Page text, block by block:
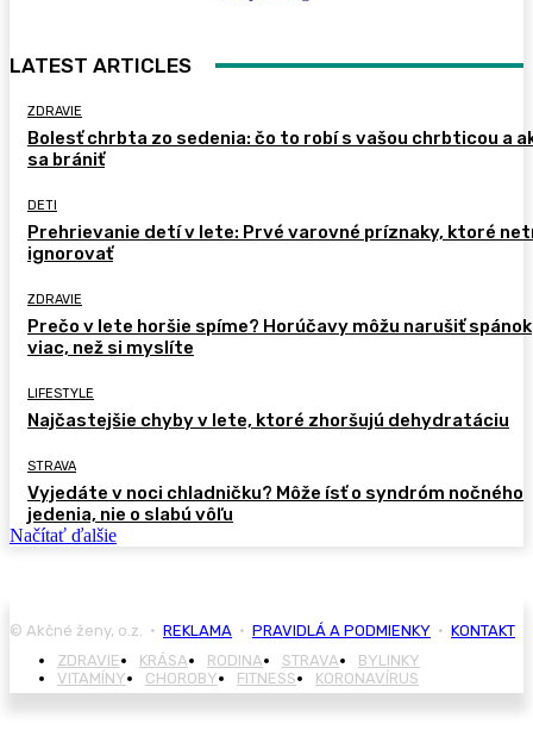
LATEST ARTICLES
ZDRAVIE
Bolesť chrbta zo sedenia: čo to robí s vašou chrbticou a
sa brániť
DETI
Prehrievanie detí v lete: Prvé varovné príznaky, ktoré
ignorovať
ZDRAVIE
Prečo v lete horšie spíme? Horúčavy môžu narušiť spánok
viac, než si myslíte
LIFESTYLE
Najčastejšie chyby v lete, ktoré zhoršujú dehydratáciu
STRAVA
Vyjedáte v noci chladničku? Môže ísť o syndróm nočného
jedenia, nie o slabú vôľu
Načítať ďalšie
© Akčné ženy, o.z. • REKLAMA • PRAVIDLÁ A PODMIENKY • KONTAKT
ZDRAVIE
KRÁSA RODINA STRAVA
BYLINKY
VITAMÍNY
CHOROBY FITNESS KORONAVÍRUS